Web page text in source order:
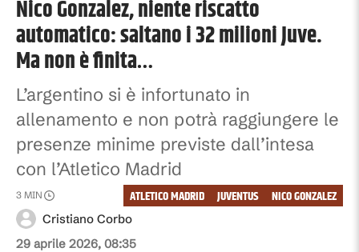
Nico Gonzalez, niente riscatto
automatico: saltano i 32 milioni Juve.
Ma non è finita…
L’argentino si è infortunato in
allenamento e non potrà raggiungere le
presenze minime previste dall’intesa
con l’Atletico Madrid
29 aprile 2026, 08:35
Cristiano Corbo
3 MIN NICO GONZALEZ
JUVENTUS
ATLETICO MADRID